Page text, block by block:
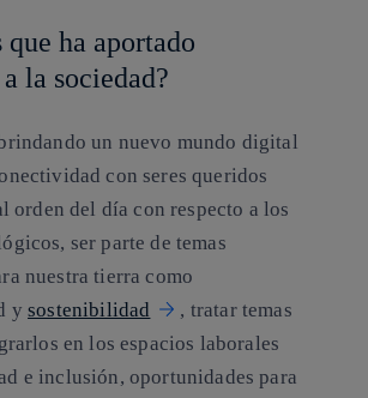
que ha aportado
la sociedad?
un nuevo mundo digital
con seres queridos
orden del día con respecto a los
ser parte de temas
nuestra tierra como
ysostenibilidad
, tratar temas
en los espacios laborales
e inclusión, oportunidades para